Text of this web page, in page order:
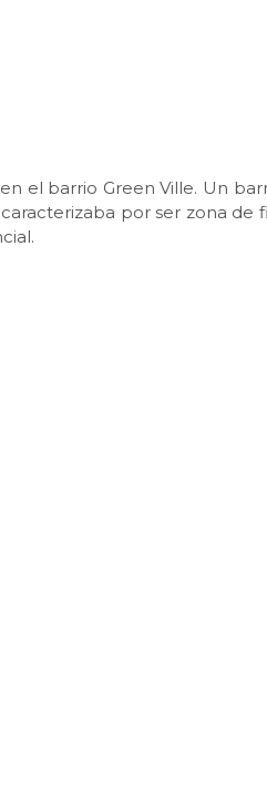
el barrio Green Ville. Un
por ser zona de